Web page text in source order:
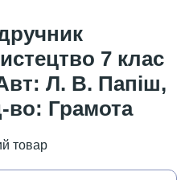
7 клас
Л. В. Папіш,
Грамота